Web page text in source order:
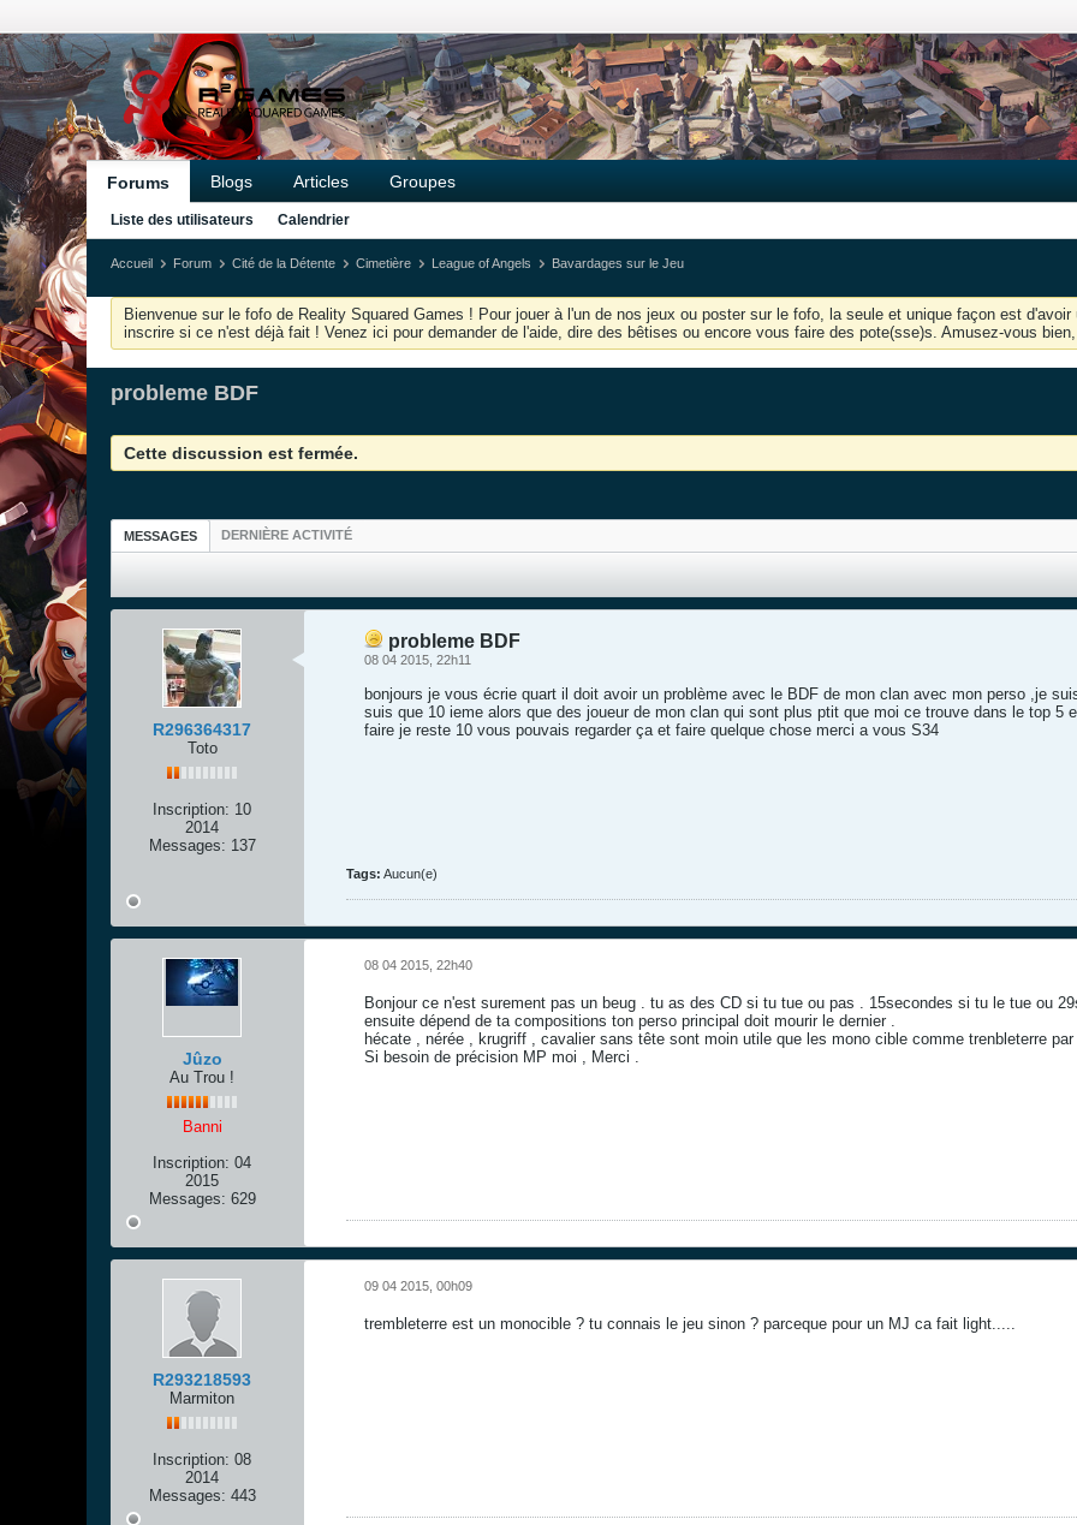
Forums Blogs Articles Groupes
Liste des utilisateurs Calendrier
Accueil Forum Cité de la Détente Cimetière League of Angels Bavardages sur le Jeu
Bienvenue sur le fofo de Reality Squared Games ! Pour jouer à l'un de nos jeux ou poster sur le fofo, la seule et unique façon est
inscrire si ce n'est déjà fait ! Venez ici pour demander de l'aide, dire des bêtises ou encore vous faire des pote(sse)s. Amusez-vous
probleme BDF
Cette discussion est fermée.
MESSAGES DERNIÈRE ACTIVITÉ
R296364317
Toto
Inscription: 10
2014
Messages: 137
probleme BDF
08 04 2015, 22h11
bonjours je vous écrie quart il doit avoir un problème avec le BDF de mon clan avec mon perso ,je
suis que 10 ieme alors que des joueur de mon clan qui sont plus ptit que moi ce trouve dans le top 5
faire je reste 10 vous pouvais regarder ça et faire quelque chose merci a vous S34
Tags: Aucun(e)
Jûzo
Au Trou !
Banni
Inscription: 04
2015
Messages: 629
08 04 2015, 22h40
Bonjour ce n'est surement pas un beug . tu as des CD si tu tue ou pas . 15secondes si tu le tue ou
ensuite dépend de ta compositions ton perso principal doit mourir le dernier .
hécate , nérée , krugriff , cavalier sans tête sont moin utile que les mono cible comme trenbleterre
Si besoin de précision MP moi , Merci .
R293218593
Marmiton
Inscription: 08
2014
Messages: 443
09 04 2015, 00h09
trembleterre est un monocible ? tu connais le jeu sinon ? parceque pour un MJ ca fait light.....